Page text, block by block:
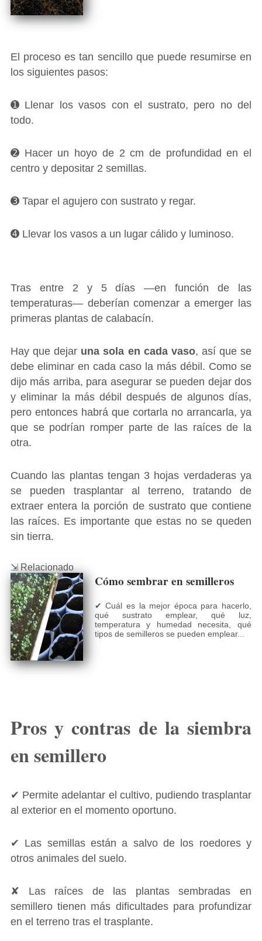
El proceso es tan sencillo que puede resumirse en
los siguientes pasos:
➊ Llenar los vasos con el sustrato, pero no del
todo.
➋ Hacer un hoyo de 2 cm de profundidad en el
centro y depositar 2 semillas.
➌ Tapar el agujero con sustrato y regar.
➍ Llevar los vasos a un lugar cálido y luminoso.
Tras entre 2 y 5 días ―en función de las
temperaturas― deberían comenzar a emerger las
primeras plantas de calabacín.
Hay que dejar una sola en cada vaso, así que se
debe eliminar en cada caso la más débil. Como se
dijo más arriba, para asegurar se pueden dejar dos
y eliminar la más débil después de algunos días,
pero entonces habrá que cortarla no arrancarla, ya
que se podrían romper parte de las raíces de la
otra.
Cuando las plantas tengan 3 hojas verdaderas ya
se pueden trasplantar al terreno, tratando de
extraer entera la porción de sustrato que contiene
las raíces. Es importante que estas no se queden
sin tierra.
⇲ Relacionado
Cómo sembrar en semilleros
✔ Cuál es la mejor época para hacerlo,
qué sustrato emplear, qué luz,
temperatura y humedad necesita, qué
tipos de semilleros se pueden emplear...
Pros y contras de la siembra
en semillero
✔ Permite adelantar el cultivo, pudiendo trasplantar
al exterior en el momento oportuno.
✔ Las semillas están a salvo de los roedores y
otros animales del suelo.
✘ Las raíces de las plantas sembradas en
semillero tienen más dificultades para profundizar
en el terreno tras el trasplante.